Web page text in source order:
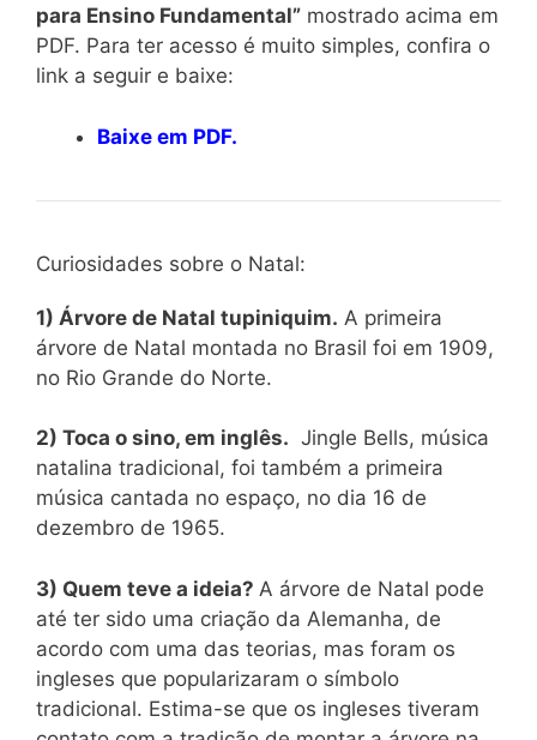
para Ensino Fundamental” mostrado acima em
PDF. Para ter acesso é muito simples, confira o
link a seguir e baixe:
Baixe em PDF.
Curiosidades sobre o Natal:
1) Árvore de Natal tupiniquim. A primeira
árvore de Natal montada no Brasil foi em 1909,
no Rio Grande do Norte.
2) Toca o sino, em inglês. Jingle Bells, música
natalina tradicional, foi também a primeira
música cantada no espaço, no dia 16 de
dezembro de 1965.
3) Quem teve a ideia? A árvore de Natal pode
até ter sido uma criação da Alemanha, de
acordo com uma das teorias, mas foram os
ingleses que popularizaram o símbolo
tradicional. Estima-se que os ingleses tiveram